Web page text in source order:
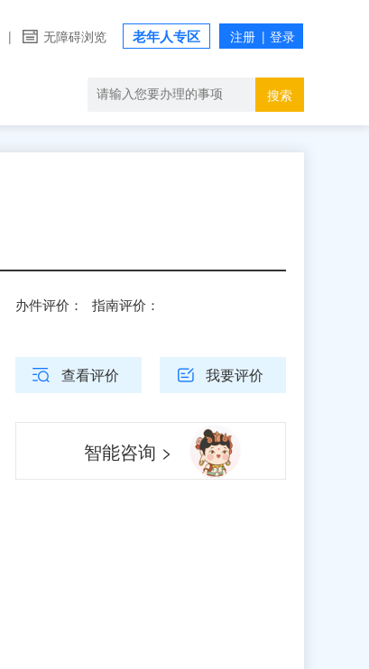
| 无障碍浏览 老年人专区
搜索
办件评价： 指南评价：
查看评价 我要评价
智能咨询 >